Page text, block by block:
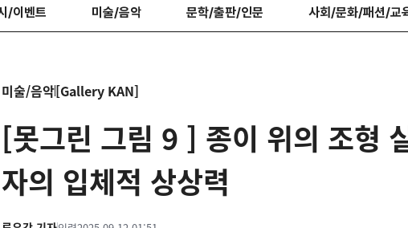
/이벤트 미술/음악 문학/출판/인문 사회/문화/패션/교
미술/음악[Gallery KAN]
[못그린 그림 9 ] 종이 위의 조형
자의 입체적 상상력